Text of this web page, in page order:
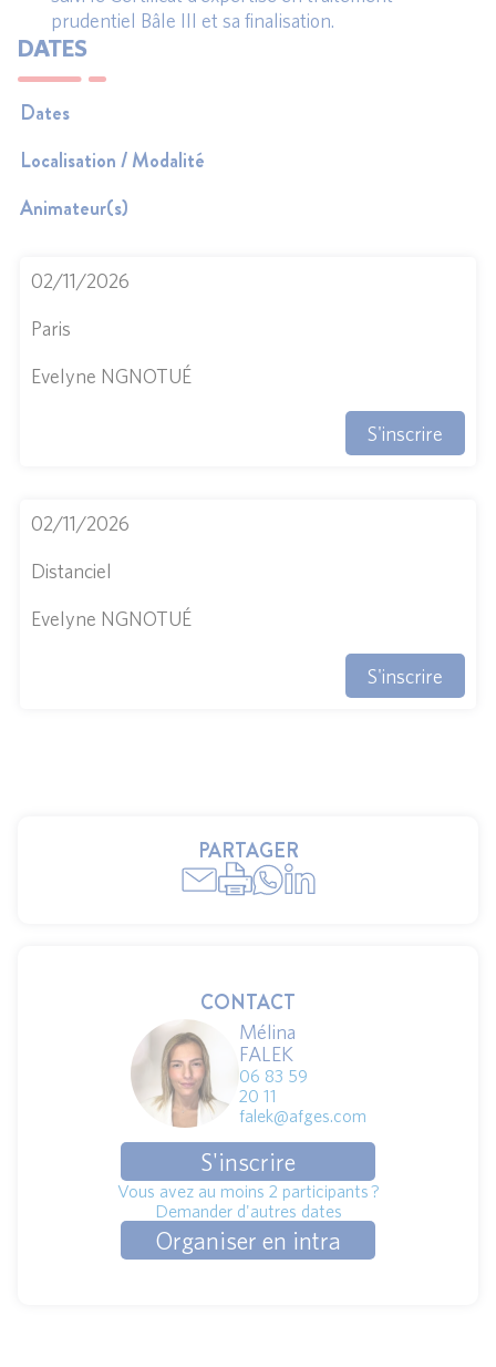
prudentiel Bâle III et sa finalisation.
DATES
Dates
Localisation / Modalité
Animateur(s)
02/11/2026
Paris
Evelyne NGNOTUÉ
S'inscrire
02/11/2026
Distanciel
Evelyne NGNOTUÉ
S'inscrire
PARTAGER
CONTACT
Mélina
FALEK
06 83 59
20 11
falek@afges.com
S'inscrire
Vous avez au moins 2 participants ?
Demander d'autres dates
Organiser en intra